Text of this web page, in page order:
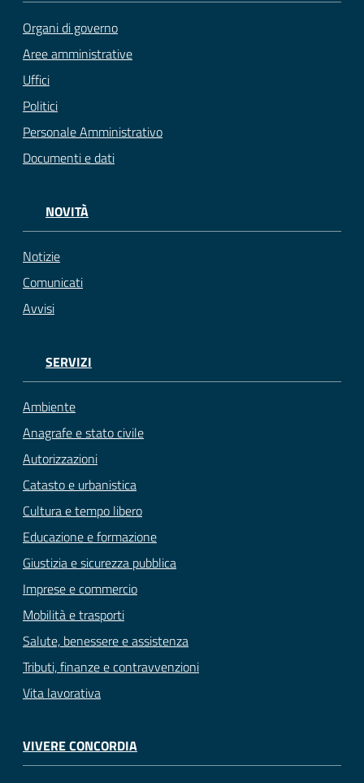
Organi di governo
Aree amministrative
Uffici
Politici
Personale Amministrativo
Documenti e dati
NOVITÀ
Notizie
Comunicati
Avvisi
SERVIZI
Ambiente
Anagrafe e stato civile
Autorizzazioni
Catasto e urbanistica
Cultura e tempo libero
Educazione e formazione
Giustizia e sicurezza pubblica
Imprese e commercio
Mobilità e trasporti
Salute, benessere e assistenza
Tributi, finanze e contravvenzioni
Vita lavorativa
VIVERE CONCORDIA